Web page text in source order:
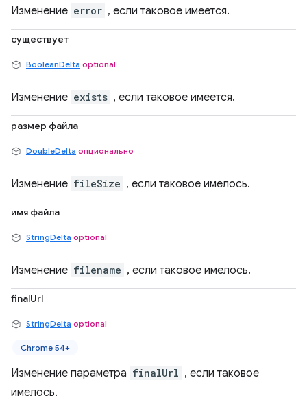
Изменение error , если таковое имеется.
существует
BooleanDelta optional
Изменение exists , если таковое имеется.
размер файла
DoubleDelta опционально
Изменение fileSize , если таковое имелось.
имя файла
StringDelta optional
Изменение filename , если таковое имелось.
finalUrl
StringDelta optional
Chrome 54+
Изменение параметра finalUrl , если таковое
имелось.